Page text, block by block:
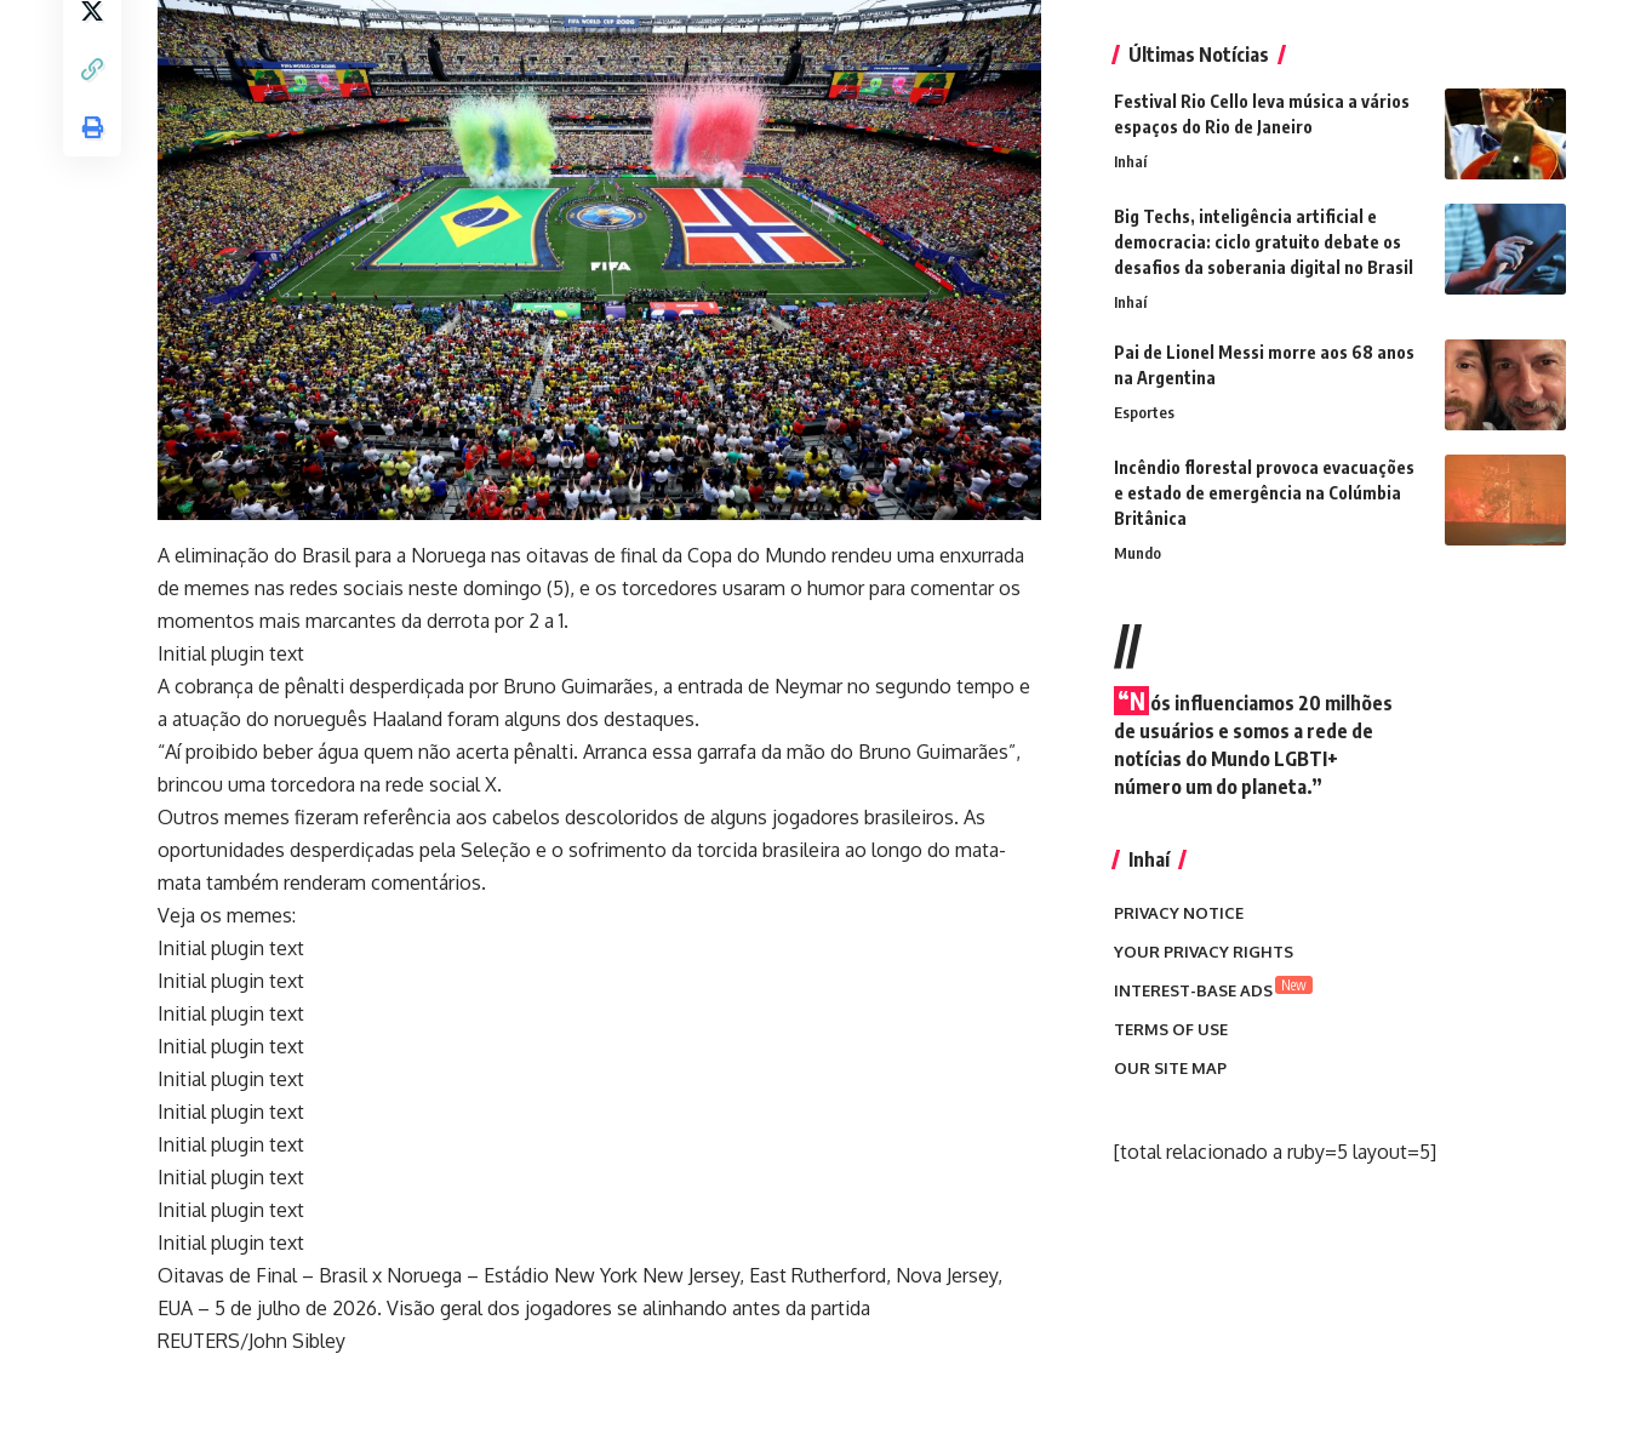
A eliminação do Brasil para a Noruega nas oitavas de final da Copa do Mundo rendeu uma enxurrada
de memes nas redes sociais neste domingo (5), e os torcedores usaram o humor para comentar os
momentos mais marcantes da derrota por 2 a 1.
Initial plugin text
A cobrança de pênalti desperdiçada por Bruno Guimarães, a entrada de Neymar no segundo tempo e
a atuação do norueguês Haaland foram alguns dos destaques.
“Aí proibido beber água quem não acerta pênalti. Arranca essa garrafa da mão do Bruno Guimarães”,
brincou uma torcedora na rede social X.
Outros memes fizeram referência aos cabelos descoloridos de alguns jogadores brasileiros. As
oportunidades desperdiçadas pela Seleção e o sofrimento da torcida brasileira ao longo do mata-
mata também renderam comentários.
Veja os memes:
Initial plugin text
Initial plugin text
Initial plugin text
Initial plugin text
Initial plugin text
Initial plugin text
Initial plugin text
Initial plugin text
Initial plugin text
Initial plugin text
Oitavas de Final – Brasil x Noruega – Estádio New York New Jersey, East Rutherford, Nova Jersey,
EUA – 5 de julho de 2026. Visão geral dos jogadores se alinhando antes da partida
REUTERS/John Sibley
Últimas Notícias
Festival Rio Cello leva música a vários
espaços do Rio de Janeiro
Inhaí
Big Techs, inteligência artificial e
democracia: ciclo gratuito debate os
desafios da soberania digital no Brasil
Inhaí
Pai de Lionel Messi morre aos 68 anos
na Argentina
Esportes
Incêndio florestal provoca evacuações
e estado de emergência na Colúmbia
Britânica
Mundo
//
“N ós influenciamos 20 milhões
de usuários e somos a rede de
notícias do Mundo LGBTI+
número um do planeta.”
Inhaí
PRIVACY NOTICE
YOUR PRIVACY RIGHTS
INTEREST-BASE ADS New
TERMS OF USE
OUR SITE MAP
[total relacionado a ruby=5 layout=5]